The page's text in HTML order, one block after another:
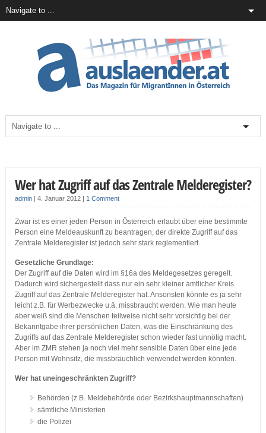
Wer hat Zugriff auf das Zentrale Melderegister?
admin| 4. Januar 2012 | 1 Comment
Zwar ist es einer jeden Person in Österreich erlaubt über eine bestimmte
Person eine Meldeauskunft zu beantragen, der direkte Zugriff auf das
Zentrale Melderegister ist jedoch sehr stark reglementiert.
Gesetzliche Grundlage:
Der Zugriff auf die Daten wird im §16a des Meldegesetzes geregelt.
Dadurch wird sichergestellt dass nur ein sehr kleiner amtlicher Kreis
Zugriff auf das Zentrale Melderegister hat. Ansonsten könnte es ja sehr
leicht z.B. für Werbezwecke u.ä. missbraucht werden. Wie man heute
aber weiß sind die Menschen teilweise nicht sehr vorsichtig bei der
Bekanntgabe ihrer persönlichen Daten, was die Einschränkung des
Zugriffs auf das Zentrale Melderegister schon wieder fast unnötig macht.
Aber im ZMR stehen ja noch viel mehr sensible Daten über eine jede
Person mit Wohnsitz, die missbräuchlich verwendet werden könnten.
Wer hat uneingeschränkten Zugriff?
Behörden (z.B. Meldebehörde oder Bezirkshauptmannschaften)
sämtliche Ministerien
die Polizei